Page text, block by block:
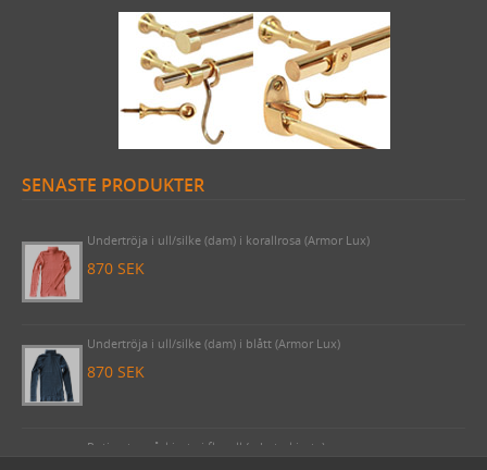
SENASTE PRODUKTER
Undertröja i ull/silke (dam) i korallrosa (Armor Lux)
870 SEK
Undertröja i ull/silke (dam) i blått (Armor Lux)
870 SEK
Rutig utanpåskjorta i flanell (arbetsskjorta)